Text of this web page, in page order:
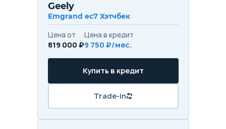
Geely
Emgrand ec7 Хэтчбек
Цена от
819 000 ₽
Цена в кредит
9 750 ₽/мес.
Купить в кредит
Trade-in